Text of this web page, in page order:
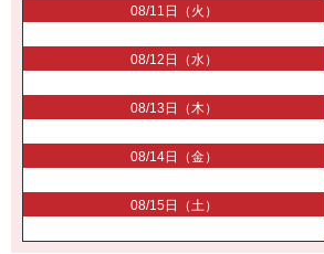
08/11日（火）
08/12日（水）
08/13日（木）
08/14日（金）
08/15日（土）